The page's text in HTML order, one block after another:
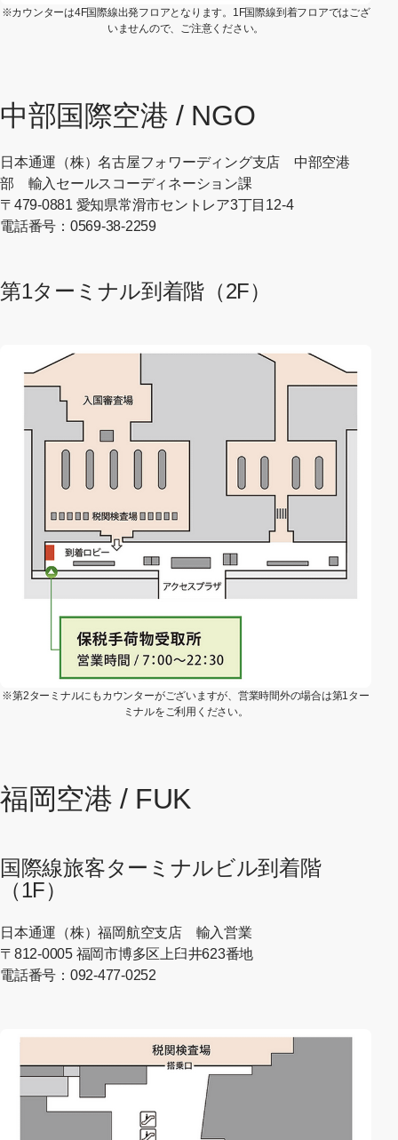
※カウンターは4F国際線出発フロアとなります。1F国際線到着フロアではござ
いませんので、ご注意ください。
中部国際空港 / NGO
日本通運（株）名古屋フォワーディング支店 中部空港
部 輸入セールスコーディネーション課
〒479-0881 愛知県常滑市セントレア3丁目12-4
電話番号：0569-38-2259
第1ターミナル到着階（2F）
※第2ターミナルにもカウンターがございますが、営業時間外の場合は第1ター
ミナルをご利用ください。
福岡空港 / FUK
国際線旅客ターミナルビル到着階
（1F）
日本通運（株）福岡航空支店 輸入営業
〒812-0005 福岡市博多区上臼井623番地
電話番号：092-477-0252